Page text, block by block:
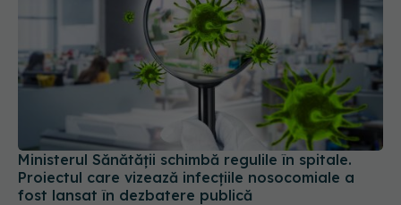
Ministerul Sănătății schimbă regulile în spitale.
Proiectul care vizează infecțiile nosocomiale a
fost lansat în dezbatere publică